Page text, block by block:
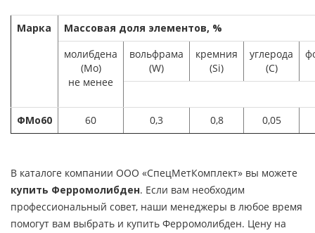
Марка
Массовая доля элементов, %
молибдена
(Мо)
не менее
вольфрама
(W)
кремния
(Si)
углерода
(С)
ФМо60 60 0,3 0,8 0,05
В каталоге компании ООО «СпецМетКомплект» вы можете
купить Ферромолибден. Если вам необходим
профессиональный совет, наши менеджеры в любое время
помогут вам выбрать и купить Ферромолибден. Цену на